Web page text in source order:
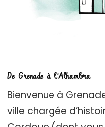
De Grenade à l’Alhambra
Bienvenue à
ville chargée